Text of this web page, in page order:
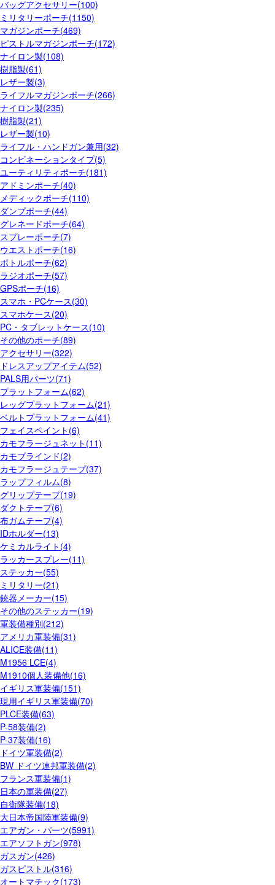
バッグアクセサリー(100)
ミリタリーポーチ(1150)
マガジンポーチ(469)
ピストルマガジンポーチ(172)
ナイロン製(108)
樹脂製(61)
レザー製(3)
ライフルマガジンポーチ(266)
ナイロン製(235)
樹脂製(21)
レザー製(10)
ライフル・ハンドガン兼用(32)
コンビネーションタイプ(5)
ユーティリティポーチ(181)
アドミンポーチ(40)
メディックポーチ(110)
ダンプポーチ(44)
グレネードポーチ(64)
スプレーポーチ(7)
ウエストポーチ(16)
ボトルポーチ(62)
ラジオポーチ(57)
GPSポーチ(16)
スマホ・PCケース(30)
スマホケース(20)
PC・タブレットケース(10)
その他のポーチ(89)
アクセサリー(322)
ドレスアップアイテム(52)
PALS用パーツ(71)
プラットフォーム(62)
レッグプラットフォーム(21)
ベルトプラットフォーム(41)
フェイスペイント(6)
カモフラージュネット(11)
カモブラインド(2)
カモフラージュテープ(37)
ラップフィルム(8)
グリップテープ(19)
ダクトテープ(6)
布ガムテープ(4)
IDホルダー(13)
ケミカルライト(4)
ラッカースプレー(11)
ステッカー(55)
ミリタリー(21)
銃器メーカー(15)
その他のステッカー(19)
軍装備種別(212)
アメリカ軍装備(31)
ALICE装備(11)
M1956 LCE(4)
M1910個人装備他(16)
イギリス軍装備(151)
現用イギリス軍装備(70)
PLCE装備(63)
P-58装備(2)
P-37装備(16)
ドイツ軍装備(2)
BW ドイツ連邦軍装備(2)
フランス軍装備(1)
日本の軍装備(27)
自衛隊装備(18)
大日本帝国陸軍装備(9)
エアガン・パーツ(5991)
エアソフトガン(978)
ガスガン(426)
ガスピストル(316)
オートマチック(173)